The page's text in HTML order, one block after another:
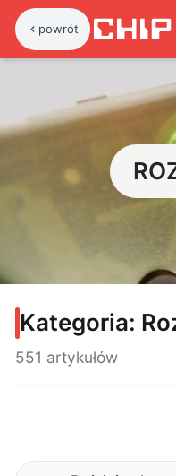
powrót
Kategoria:
551 artykułów